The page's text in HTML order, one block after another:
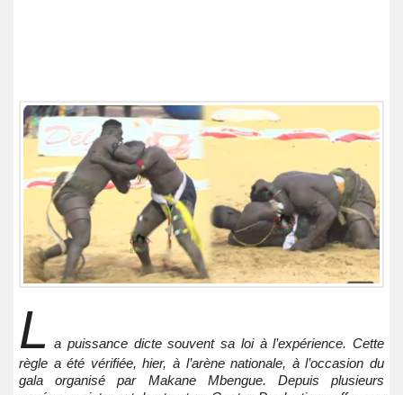
L a puissance dicte souvent sa loi à l’expérience. Cette
règle a été vérifiée, hier, à l’arène nationale, à l’occasion du
gala organisé par Makane Mbengue. Depuis plusieurs